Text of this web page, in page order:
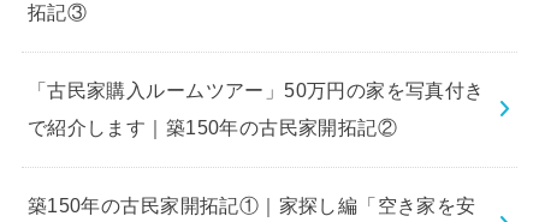
拓記③
「古民家購入ルームツアー」50万円の家を写真付き
で紹介します｜築150年の古民家開拓記②
築150年の古民家開拓記①｜家探し編「空き家を安